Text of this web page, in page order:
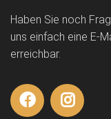
Haben Sie noch
uns einfach eine E-
erreichbar.